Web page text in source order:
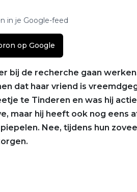
in je Google-feed
op Google
bij de recherche gaan
dat haar vriend is
te Tinderen en was hij
maar hij heeft ook nog eens
Nee, tijdens hun